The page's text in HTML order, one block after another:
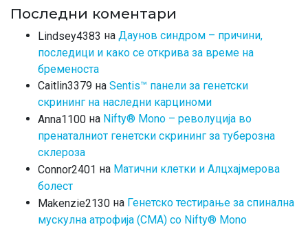
Последни коментари
Lindsey4383 на Даунов синдром – причини,
последици и како се открива за време на
бременоста
Caitlin3379 на Sentis™ панели за генетски
скрининг на наследни карциноми
Anna1100 на Nifty® Mono – револуција во
пренаталниот генетски скрининг за туберозна
склероза
Connor2401 на Матични клетки и Алцхајмерова
болест
Makenzie2130 на Генетско тестирање за спинална
мускулна атрофија (СМА) со Nifty® Mono